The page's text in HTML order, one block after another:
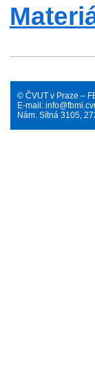
© ČVUT v Praze –
E-mail:
Nám. Sítná 3105,